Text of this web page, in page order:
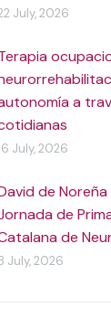
July, 2026
a
July, 2026
de
de
de
July, 2026